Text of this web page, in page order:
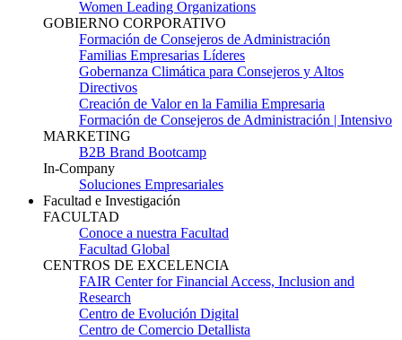
Women Leading Organizations
GOBIERNO CORPORATIVO
Formación de Consejeros de Administración
Familias Empresarias Líderes
Gobernanza Climática para Consejeros y Altos
Directivos
Creación de Valor en la Familia Empresaria
Formación de Consejeros de Administración | Intensivo
MARKETING
B2B Brand Bootcamp
In-Company
Soluciones Empresariales
Facultad e Investigación
FACULTAD
Conoce a nuestra Facultad
Facultad Global
CENTROS DE EXCELENCIA
FAIR Center for Financial Access, Inclusion and
Research
Centro de Evolución Digital
Centro de Comercio Detallista